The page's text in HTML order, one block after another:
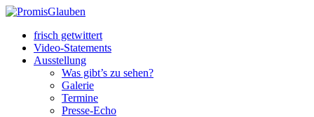
frisch getwittert
Video-Statements
Ausstellung
Was gibt’s zu sehen?
Galerie
Termine
Presse-Echo